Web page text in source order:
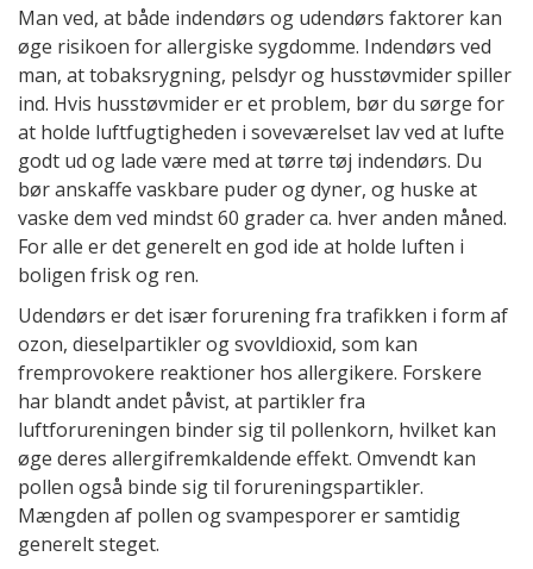
Man ved, at både indendørs og udendørs faktorer kan
øge risikoen for allergiske sygdomme. Indendørs ved
man, at tobaksrygning, pelsdyr og husstøvmider spiller
ind. Hvis husstøvmider er et problem, bør du sørge for
at holde luftfugtigheden i soveværelset lav ved at lufte
godt ud og lade være med at tørre tøj indendørs. Du
bør anskaffe vaskbare puder og dyner, og huske at
vaske dem ved mindst 60 grader ca. hver anden måned.
For alle er det generelt en god ide at holde luften i
boligen frisk og ren.
Udendørs er det især forurening fra trafikken i form af
ozon, dieselpartikler og svovldioxid, som kan
fremprovokere reaktioner hos allergikere. Forskere
har blandt andet påvist, at partikler fra
luftforureningen binder sig til pollenkorn, hvilket kan
øge deres allergifremkaldende effekt. Omvendt kan
pollen også binde sig til forureningspartikler.
Mængden af pollen og svampesporer er samtidig
generelt steget.